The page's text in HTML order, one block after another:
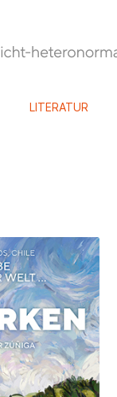
LITERATUR